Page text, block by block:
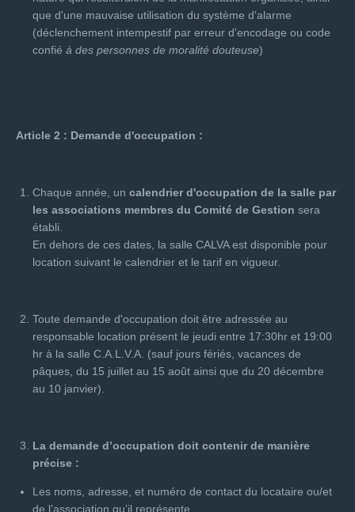
que d'une mauvaise utilisation du système d'alarme
(déclenchement intempestif par erreur d'encodage ou code
confié à des personnes de moralité douteuse)
Article 2 : Demande d'occupation :
Chaque année, un calendrier d'occupation de la salle par
les associations membres du Comité de Gestion sera
établi.
En dehors de ces dates, la salle CALVA est disponible pour
location suivant le calendrier et le tarif en vigueur.
Toute demande d'occupation doit être adressée au
responsable location présent le jeudi entre 17:30hr et 19:00
hr à la salle C.A.L.V.A. (sauf jours fériés, vacances de
pâques, du 15 juillet au 15 août ainsi que du 20 décembre
au 10 janvier).
La demande d’occupation doit contenir de manière
précise :
Les noms, adresse, et numéro de contact du locataire ou/et
de l’association qu’il représente,